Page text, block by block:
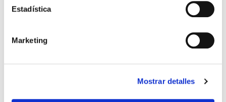
Estadística
Marketing
Mostrar detalles
IEC 60884(Serie)
IEC 61008(Serie)